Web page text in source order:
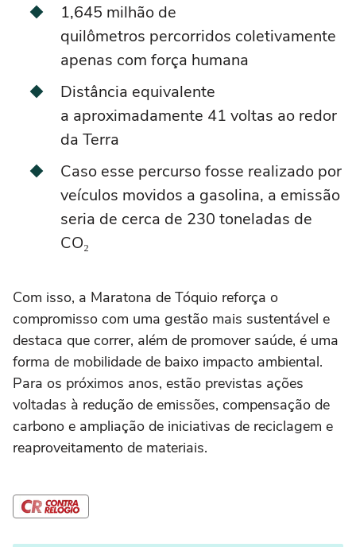
1,645 milhão de
quilômetros percorridos coletivamente
apenas com força humana
Distância equivalente
a aproximadamente 41 voltas ao redor
da Terra
Caso esse percurso fosse realizado por
veículos movidos a gasolina, a emissão
seria de cerca de 230 toneladas de
CO₂
Com isso, a Maratona de Tóquio reforça o
compromisso com uma gestão mais sustentável e
destaca que correr, além de promover saúde, é uma
forma de mobilidade de baixo impacto ambiental.
Para os próximos anos, estão previstas ações
voltadas à redução de emissões, compensação de
carbono e ampliação de iniciativas de reciclagem e
reaproveitamento de materiais.